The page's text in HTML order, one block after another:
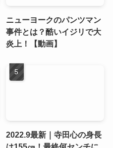
ニューヨークのパンツマン
事件とは？酷いイジリで大
炎上！【動画】
2022.9最新｜寺田心の身長